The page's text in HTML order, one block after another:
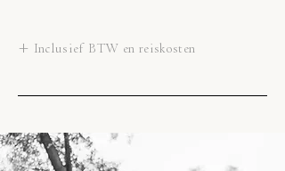
+ Inclusief BTW en reiskosten